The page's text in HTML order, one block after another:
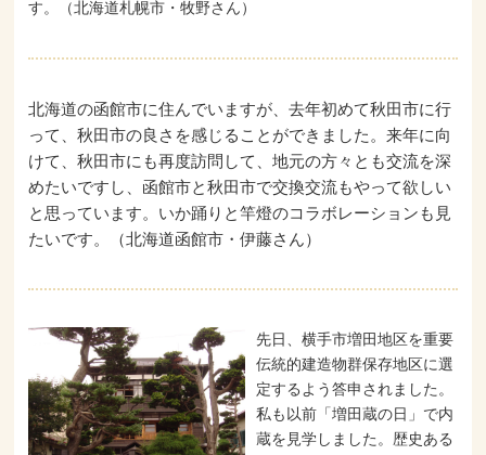
す。（北海道札幌市・牧野さん）
北海道の函館市に住んでいますが、去年初めて秋田市に行
って、秋田市の良さを感じることができました。来年に向
けて、秋田市にも再度訪問して、地元の方々とも交流を深
めたいですし、函館市と秋田市で交換交流もやって欲しい
と思っています。いか踊りと竿燈のコラボレーションも見
たいです。（北海道函館市・伊藤さん）
先日、横手市増田地区を重要
伝統的建造物群保存地区に選
定するよう答申されました。
私も以前「増田蔵の日」で内
蔵を見学しました。歴史ある